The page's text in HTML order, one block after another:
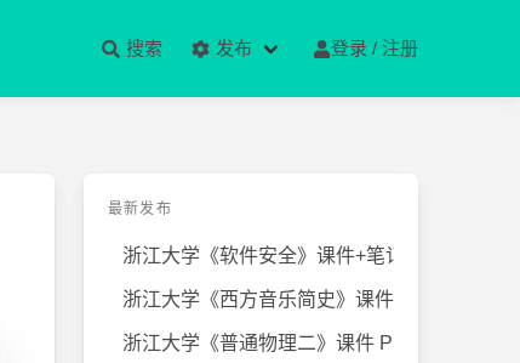
搜索 发布 登录 / 注册
最新发布
浙江大学《软件安全》课件+笔记
浙江大学《西方音乐简史》课件+笔
浙江大学《普通物理二》课件 PPT